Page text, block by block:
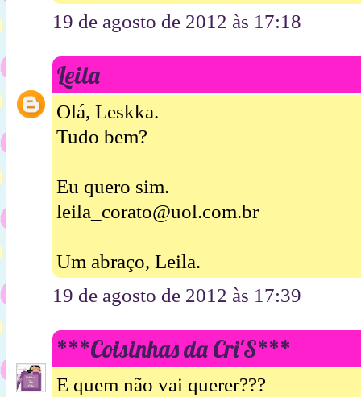
19 de agosto de 2012 às 17:18
Leila
Olá, Leskka.
Tudo bem?
Eu quero sim.
leila_corato@uol.com.br
Um abraço, Leila.
19 de agosto de 2012 às 17:39
***Coisinhas da Cri'S***
E quem não vai querer???